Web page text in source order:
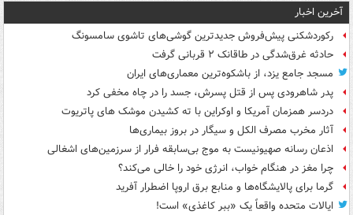
آخرین اخبار
رکوردشکنی پیش‌فروش جدیدترین گوشی‌های تاشوی سامسونگ
حادثه غرق‌شدگی در طاقانک ۲ قربانی گرفت
مسجد جامع یزد، از باشکوه‌ترین معماری‌های ایران
پدر شاهرودی پس از قتل پسرش، جسد را در چاه مخفی کرد
دردسر همزمان آمریکا و اوکراین با ته کشیدن موشک های پاتریوت
آثار مخرب مصرف الکل و سیگار در بروز بیماری‌ها
اذعان رسانه صهیونیست به موج بی‌سابقه فرار از سرزمین‌های اشغالی
چرا مغز در هنگام خواب، انرژی خود را خالی می‌کند؟
گرما برای پالایشگاه‌ها و منابع برق اروپا اضطرار آفرید
ایالات متحده واقعاً یک «ببر کاغذی» است!